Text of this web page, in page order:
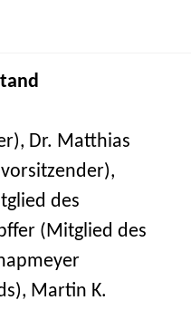
Dr. Matthias
des
(Mitglied des
Martin K.